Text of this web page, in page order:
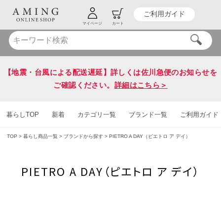
マイページ カート
ご利用ガイド
HOT KEY WORD #炭八 #送料無料
【地震・台風による配送遅延】詳しくは佐川急便のお知らせを
ご確認ください。 詳細はこちら＞
暮らしTOP 新着 カテゴリ一覧 ブランド一覧 ご利用ガイド
TOP 暮らし商品一覧 ブランドから探す PIETRO A DAY（ピエトロ ア デイ）
PIETRO A DAY（ピエトロ ア デイ）